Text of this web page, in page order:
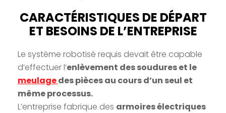
CARACTÉRISTIQUES DE DÉPART
ET BESOINS DE L’ENTREPRISE
Le système robotisé requis devait être capable
d’effectuer l’enlèvement des soudures et le
meulagedes pièces au cours d’un seul et
même processus.
L’entreprise fabrique des armoires électriques